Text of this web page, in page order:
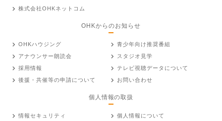
株式会社OHKネットコム
OHKからのお知らせ
OHKハウジング
青少年向け推奨番組
アナウンサー朗読会
スタジオ見学
採用情報
テレビ視聴データについて
後援・共催等の申請について
お問い合わせ
個人情報の取扱
情報セキュリティ 個人情報について